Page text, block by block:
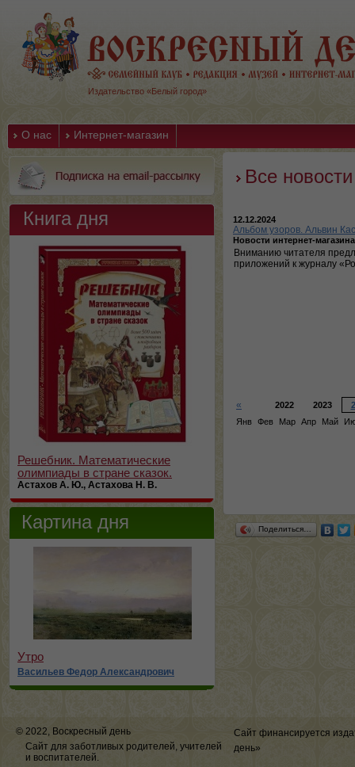
Издательство «Белый город»
О нас Интернет-магазин
Книга дня
Решебник. Математические
олимпиады в стране сказок.
Астахов А. Ю., Астахова Н. В.
Картина дня
Утро
Васильев Федор Александрович
Все новости
12.12.2024
Альбом узоров. Альвин
Новости интернет-магазина
Вниманию читателя
приложений к журналу
« 2022 2023
Янв Фев Мар Апр Май
Поделиться…
© 2022, Воскресный день
Сайт для заботливых родителей, учителей
и воспитателей.
Сайт финансируется
день»